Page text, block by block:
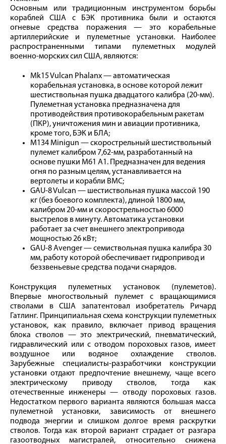
Основным или традиционным инструментом борьбы
кораблей США с БЭК противника были и остаются
огневые средства поражения — это корабельные
артиллерийские и пулеметные установки. Наиболее
распространенными типами пулеметных модулей
военно-морских сил США, являются:
Mk15 Vulcan Phalanx — автоматическая
корабельная установка, в основе которой лежит
шестиствольная пушка двадцатого калибра (20‑мм).
Пулеметная установка предназначена для
противодействия противокорабельным ракетам
(ПКР), уничтожения мин и авиации противника,
кроме того, БЭК и БЛА;
М134 Minigun — скорострельный шестиствольный
пулемет калибром 7,62‑мм, разработанный на
основе пушки М61 А1. Предназначен для ведения
огня по разным целям, устанавливается на
вертолеты и корабли ВМС;
GAU‑8 Vulcan — шестиствольная пушка массой 190
кг (без боевого комплекта), длиной 1800 мм,
калибром 20‑мм и скорострельностью 6000
выстрелов в минуту. Автоматика установки
работает за счет внешнего электропривода
мощностью 26 кВт;
GAU‑8 Avenger — семиствольная пушка калибра 30
мм, работу которой обеспечивает гидропривод и
беззвеньевые средства подачи снарядов.
Конструкция пулеметных установок (пулеметов).
Впервые многоствольный пулемет с вращающимися
стволами в США запатентовал изобретатель Ричард
Гатлинг. Принципиальная схема конструкции пулеметных
установок, как правило, включает привод вращения
блока стволов — это электрический, пневматический,
гидравлический или с отводом пороховых газов, имеет
воздушное или водяное охлаждение стволов.
Зарубежные специалисты-разработчики конструкции
установки отдают предпочтение внешнему, чаще всего
электрическому приводу стволов, тогда как
отечественные инженеры — отводу пороховых газов.
Недостатком первого варианта являются большая масса
пулеметной установки, зависимость от внешнего
подвода энергии и слишком долгое время раскрутки
стволов. Тогда как второй вариант страдает от разгара
газоотводных магистралей, относительно снижена